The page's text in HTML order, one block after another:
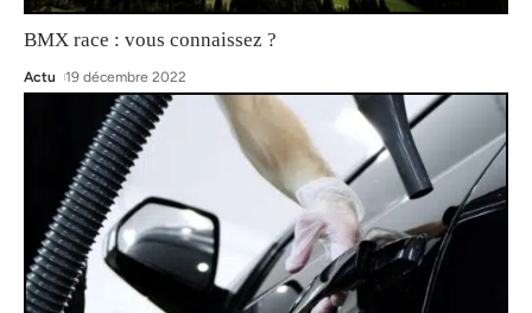
BMX race : vous connaissez ?
Actu 19 décembre 2022